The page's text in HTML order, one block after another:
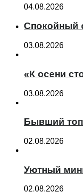
04.08.2026
Спокойный
03.08.2026
«К осени
03.08.2026
Бывший
02.08.2026
Уютный
02.08.2026